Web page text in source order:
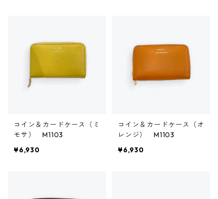
コイン＆カードケース（ミ
モサ） M1103
¥6,930
コイン＆カードケース（オ
レンジ） M1103
¥6,930